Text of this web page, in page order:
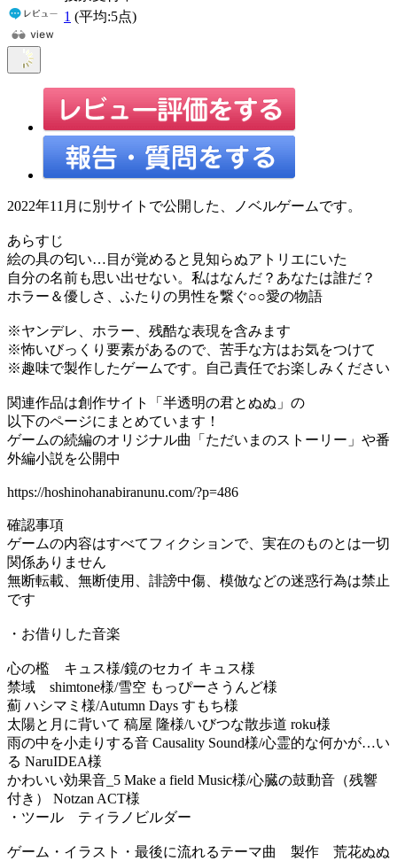
1 (平均:5点)
2022年11月に別サイトで公開した、ノベルゲームです。
あらすじ
絵の具の匂い…目が覚めると見知らぬアトリエにいた
自分の名前も思い出せない。私はなんだ？あなたは誰だ？
ホラー＆優しさ、ふたりの男性を繋ぐ○○愛の物語
※ヤンデレ、ホラー、残酷な表現を含みます
※怖いびっくり要素があるので、苦手な方はお気をつけて
※趣味で製作したゲームです。自己責任でお楽しみください
関連作品は創作サイト「半透明の君とぬぬ」の
以下のページにまとめています！
ゲームの続編のオリジナル曲「ただいまのストーリー」や番
外編小説を公開中
https://hoshinohanabiranunu.com/?p=486
確認事項
ゲームの内容はすべてフィクションで、実在のものとは一切
関係ありません
無断転載、無断使用、誹謗中傷、模倣などの迷惑行為は禁止
です
・お借りした音楽
心の檻 キュス様/鏡のセカイ キュス様
禁域 shimtone様/雪空 もっぴーさうんど様
薊 ハシマミ様/Autumn Days すもち様
太陽と月に背いて 稿屋 隆様/いびつな散歩道 roku様
雨の中を小走りする音 Causality Sound様/心霊的な何かが…い
る NaruIDEA様
かわいい効果音_5 Make a field Music様/心臓の鼓動音（残響
付き） Notzan ACT様
・ツール ティラノビルダー
ゲーム・イラスト・最後に流れるテーマ曲 製作 荒花ぬぬ